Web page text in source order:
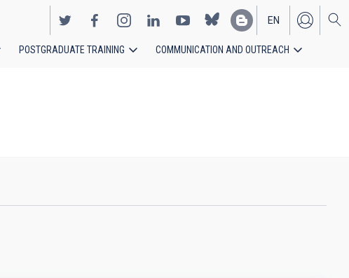
EN
ES
POSTGRADUATE TRAINING COMMUNICATION AND OUTREACH